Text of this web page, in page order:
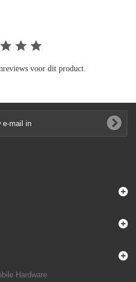
voor dit product.
Hardware